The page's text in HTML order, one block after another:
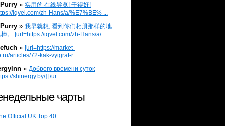
» 实用的 在线导览! 干得好!
iqvel.com/zh-Hans/a/%E7%BE% ...
» 我早就想, 看到你们相册那样的地
。 [url=https://iqvel.com/zh-Hans/a/ ...
» [url=https://market-
articles/72-kak-vyigrat-r ...
» Доброго времени суток
shinergy.by/].[/ur ...
чарты
Official UK Top 40